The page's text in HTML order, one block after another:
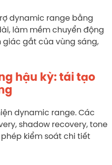
dynamic range bằng
làm mềm chuyển động
gắt của vùng sáng,
hậu kỳ: tái tạo
dynamic range. Các
shadow recovery, tone
kiểm soát chi tiết